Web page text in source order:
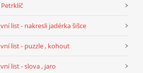
Petrklíč
list - nakresli jadérka šišce
list - puzzle , kohout
list - slova , jaro